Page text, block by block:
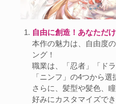
自由に創造！あなただ
本作の魅力は、自由度
ング！
職業は、「忍者」「ド
「ニンフ」の4つから選
さらに、髪型や髪色、
好みにカスタマイズでき